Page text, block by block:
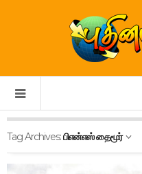
Tag Archives:பிஎன்எஸ் தைமூர்